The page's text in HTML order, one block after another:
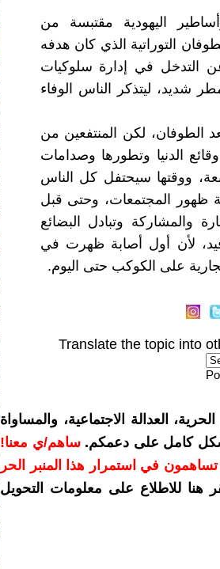
اليهودية مقتبسة من
التوراتية الذي كان هدفه
عن التدخل في إدارة سلوكيات
شديد، ليتذكر الناس الوفاء
الطوفان، لكن المنتفعين من
الدنيا وتطورها وصدامات
ووقتها سيحتفل كل الناس
ظهور المجتمعات، وحتى قبل
والمشاركة وتبادل البضائع
لأن أول أصابة ظهرت في
على الكوكب حتى اليوم.
Translate the topic into
العدالة الاجتماعية، والمساواة
بشكل كامل على دعمكم.ساهم/ي معنا!
تساهمون في استمرار هذا المنبر الحر
هنا للاطلاع على معلومات التحويل